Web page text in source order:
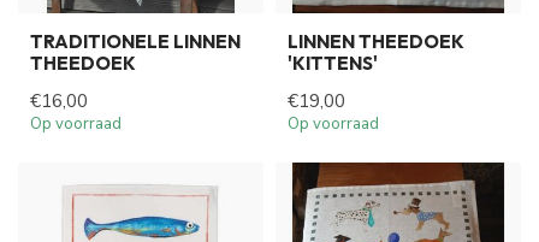
TRADITIONELE LINNEN
THEEDOEK
€16,00
Op voorraad
LINNEN THEEDOEK
'KITTENS'
€19,00
Op voorraad